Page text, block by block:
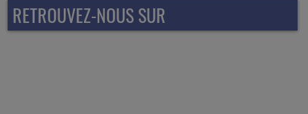
RETROUVEZ-NOUS SUR